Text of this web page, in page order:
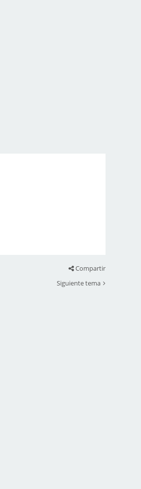
Compartir
Siguiente tema